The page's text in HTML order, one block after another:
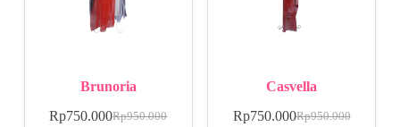
Brunoria
Rp950.000
Rp750.000
Casvella
Rp950.000
Rp750.000